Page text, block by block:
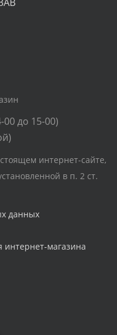
00 до 15-00)
интернет-сайте,
в п. 2 ст.
данных
интернет-магазина